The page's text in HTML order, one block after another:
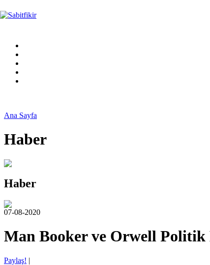
Ana Sayfa
Haber
Haber
07-08-2020
Man Booker ve Orwell
Paylaş! |